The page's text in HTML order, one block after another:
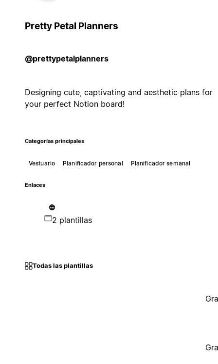
Pretty Petal Planners
@prettypetalplanners
Designing cute, captivating and aesthetic plans for
your perfect Notion board!
Categorías principales
Vestuario Planificador personal Planificador semanal
Enlaces
2 plantillas
Todas las plantillas